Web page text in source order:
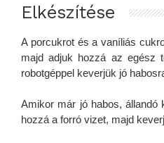
Elkészítése
A porcukrot és a vaníliás
majd adjuk hozzá az egész
robotgéppel keverjük jó
Amikor már jó habos, állandó
hozzá a forró vizet, majd